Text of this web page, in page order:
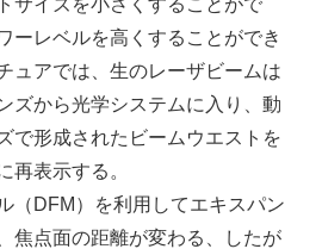
サイズを小さくすることがで
ーレベルを高くすることができ
ュアでは、生のレーザビームは
ズから光学システムに入り、動
で形成されたビームウエストを
再表示する。
（DFM）を利用してエキスパン
焦点面の距離が変わる、したが